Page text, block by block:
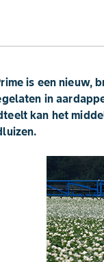
is een nieuw,
in
kan het